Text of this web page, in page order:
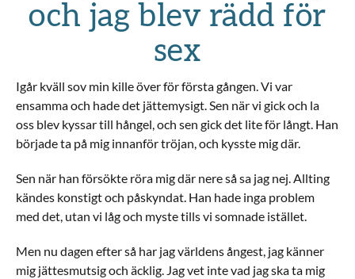
och jag blev rädd för
sex
Igår kväll sov min kille över för första gången. Vi var
ensamma och hade det jättemysigt. Sen när vi gick och la
oss blev kyssar till hångel, och sen gick det lite för långt. Han
började ta på mig innanför tröjan, och kysste mig där.
Sen när han försökte röra mig där nere så sa jag nej. Allting
kändes konstigt och påskyndat. Han hade inga problem
med det, utan vi låg och myste tills vi somnade istället.
Men nu dagen efter så har jag världens ångest, jag känner
mig jättesmutsig och äcklig. Jag vet inte vad jag ska ta mig